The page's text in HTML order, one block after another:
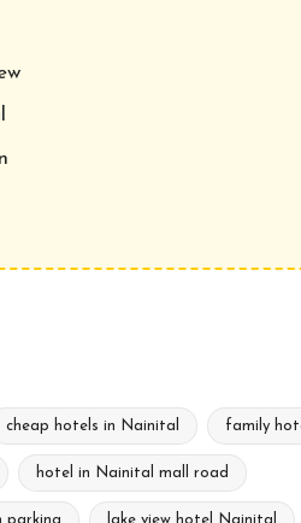
cheap hotels in Nainital family
hotel in Nainital mall road
parking lake view hotel Nainital